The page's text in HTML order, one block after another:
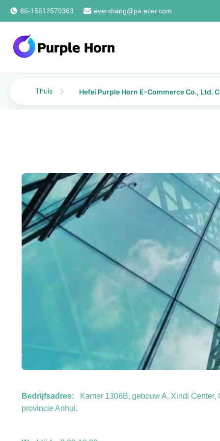
86-15612579363 everzhang@pa.ecer.com
Thuis Hefei Purple Horn E-Commerce Co., Ltd.
Bedrijfsadres:
Kamer 1306B, gebouw A, Xindi Center,
provincie Anhui.